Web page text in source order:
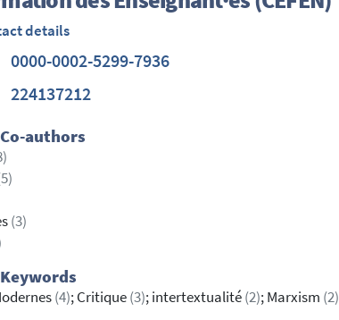
details
0000-0002-5299-7936
224137212
authors
(3)
(4); Critique(3); intertextualité(2); Marxism (2)